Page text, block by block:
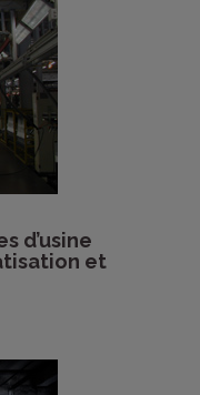
d’usine
et